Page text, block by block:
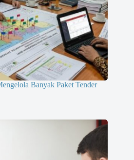
Banyak Paket Tender